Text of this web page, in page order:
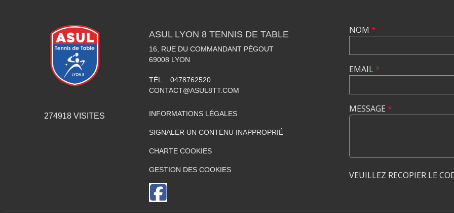
274918 VISITES
ASUL LYON 8 TENNIS DE TABLE
16, RUE DU COMMANDANT PÉGOUT
69008 LYON
TÉL. : 0478762520
CONTACT@ASUL8TT.COM
INFORMATIONS LÉGALES
SIGNALER UN CONTENU INAPPROPRIÉ
CHARTE COOKIES
GESTION DES COOKIES
NOM *
EMAIL*
MESSAGE *
VEUILLEZ RECOPIER LE